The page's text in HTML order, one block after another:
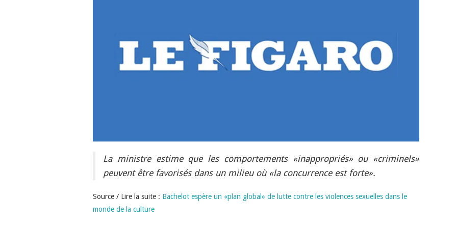
La ministre estime que les comportements «inappropriés» ou «criminels»
peuvent être favorisés dans un milieu où «la concurrence est forte».
Source / Lire la suite : Bachelot espère un «plan global» de lutte contre les violences sexuelles dans le
monde de la culture